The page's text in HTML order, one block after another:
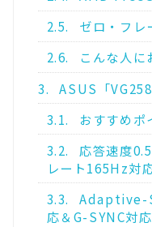
2.5.
ゼロ・フレ
2.6.
こんな人に
3.
ASUS「
3.1.
おすすめポ
3.2.
応答速度
レート165Hz対
3.3.
Adaptive-
応＆G-SYNC対